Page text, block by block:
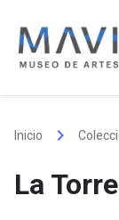
content
Inicio keyboard_arrow_right
La